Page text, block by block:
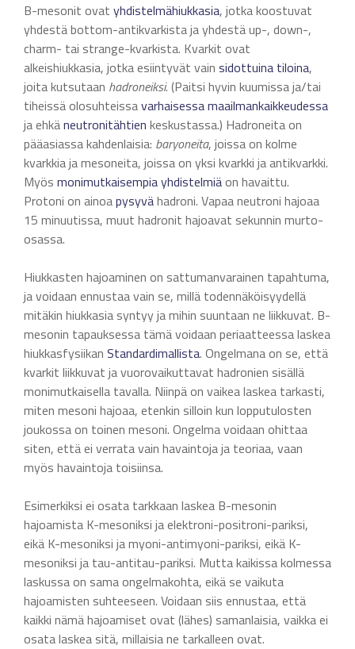
B-mesonit ovat yhdistelmähiukkasia, jotka koostuvat
yhdestä bottom-antikvarkista ja yhdestä up-, down-,
charm- tai strange-kvarkista. Kvarkit ovat
alkeishiukkasia, jotka esiintyvät vain sidottuina tiloina,
joita kutsutaan hadroneiksi. (Paitsi hyvin kuumissa ja/tai
tiheissä olosuhteissavarhaisessa maailmankaikkeudessa
ja ehkäneutronitähtien keskustassa.) Hadroneita on
pääasiassa kahdenlaisia: baryoneita, joissa on kolme
kvarkkia ja mesoneita, joissa on yksi kvarkki ja antikvarkki.
Myös monimutkaisempia yhdistelmiäon havaittu.
Protoni on ainoapysyvähadroni. Vapaa neutroni hajoaa
15 minuutissa, muut hadronit hajoavat sekunnin murto-
osassa.
Hiukkasten hajoaminen on sattumanvarainen tapahtuma,
ja voidaan ennustaa vain se, millä todennäköisyydellä
mitäkin hiukkasia syntyy ja mihin suuntaan ne liikkuvat. B-
mesonin tapauksessa tämä voidaan periaatteessa laskea
hiukkasfysiikan Standardimallista. Ongelmana on se, että
kvarkit liikkuvat ja vuorovaikuttavat hadronien sisällä
monimutkaisella tavalla. Niinpä on vaikea laskea tarkasti,
miten mesoni hajoaa, etenkin silloin kun lopputulosten
joukossa on toinen mesoni. Ongelma voidaan ohittaa
siten, että ei verrata vain havaintoja ja teoriaa, vaan
myös havaintoja toisiinsa.
Esimerkiksi ei osata tarkkaan laskea B-mesonin
hajoamista K-mesoniksi ja elektroni-positroni-pariksi,
eikä K-mesoniksi ja myoni-antimyoni-pariksi, eikä K-
mesoniksi ja tau-antitau-pariksi. Mutta kaikissa kolmessa
laskussa on sama ongelmakohta, eikä se vaikuta
hajoamisten suhteeseen. Voidaan siis ennustaa, että
kaikki nämä hajoamiset ovat (lähes) samanlaisia, vaikka ei
osata laskea sitä, millaisia ne tarkalleen ovat.